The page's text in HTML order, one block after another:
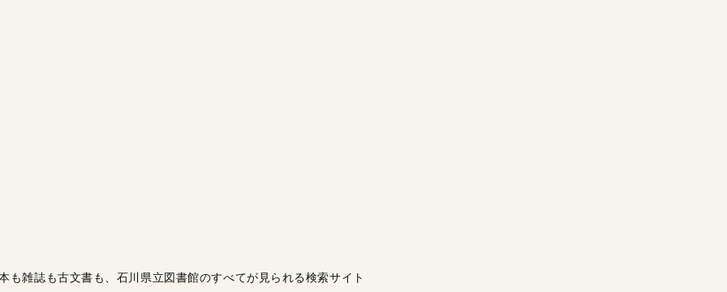
も雑誌も古文書も 石川県立図書館のすべてが見られる検索サイト